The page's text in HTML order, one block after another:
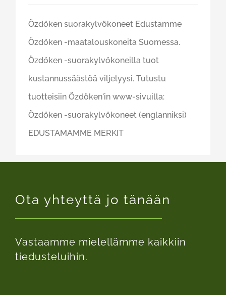
Özdöken suorakylvökoneet Edustamme
Özdöken -maatalouskoneita Suomessa.
Özdöken -suorakylvökoneilla tuot
kustannussäästöä viljelyysi. Tutustu
tuotteisiin Özdöken'in www-sivuilla:
Özdöken -suorakylvökoneet (englanniksi)
EDUSTAMAMME MERKIT
Ota yhteyttä jo tänään
Vastaamme mielellämme kaikkiin
tiedusteluihin.